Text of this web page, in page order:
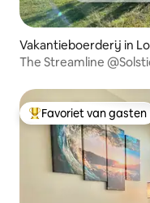
Vakantieboerderij in
The Streamline
Topfavoriet van
Favoriet van gasten